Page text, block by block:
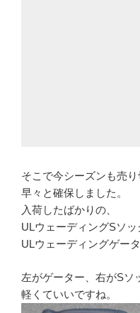
そこで今シーズンも売り
早々と確保しました。
入荷したばかりの、
ULウェーディングSソッ
ULウェーディングゲー
左がゲーター、右がSソ
軽くていいですね。